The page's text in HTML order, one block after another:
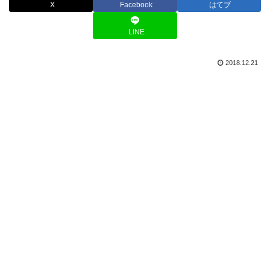
X Facebook はてブ
LINE
2018.12.21